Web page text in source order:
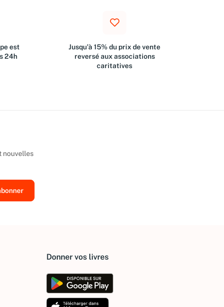
est
24h
Jusqu'à 15% du prix de vente
reversé aux associations
caritatives
nouvelles
Donner vos livres